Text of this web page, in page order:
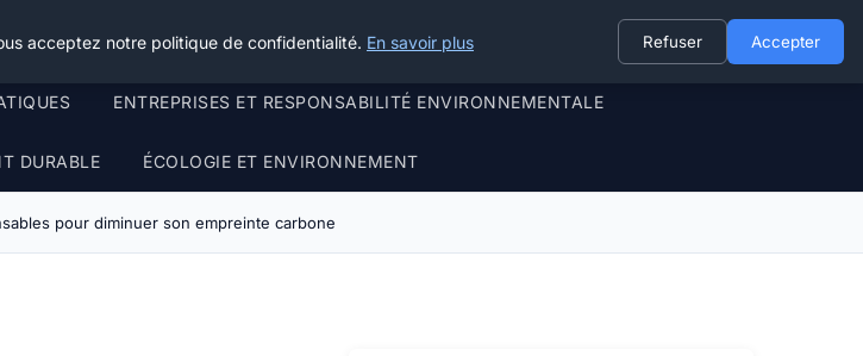
ENTREPRISES ET RESPONSABILITÉ ENVIRONNEMENTALE
DURABLE ÉCOLOGIE ET ENVIRONNEMENT
pour diminuer son empreinte carbone
acceptez notre politique de confidentialité. En savoir plus Refuser Accepter